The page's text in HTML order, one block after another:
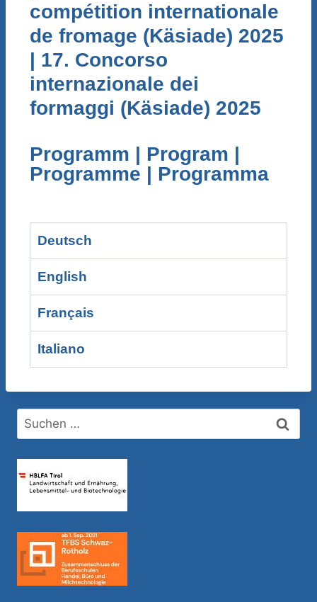
compétition internationale
de fromage (Käsiade) 2025
| 17. Concorso
internazionale dei
formaggi (Käsiade) 2025
Programm | Program |
Programme | Programma
Deutsch
English
Français
Italiano